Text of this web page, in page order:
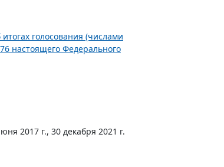
голосования (числами
настоящего Федерального
2017 г., 30 декабря 2021 г.